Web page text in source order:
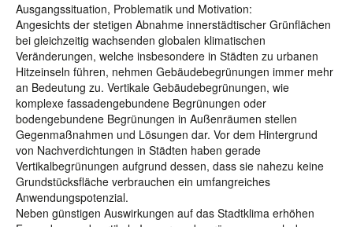
Ausgangssituation, Problematik und Motivation:
Angesichts der stetigen Abnahme innerstädtischer Grünflächen
bei gleichzeitig wachsenden globalen klimatischen
Veränderungen, welche insbesondere in Städten zu urbanen
Hitzeinseln führen, nehmen Gebäudebegrünungen immer mehr
an Bedeutung zu. Vertikale Gebäudebegrünungen, wie
komplexe fassadengebundene Begrünungen oder
bodengebundene Begrünungen in Außenräumen stellen
Gegenmaßnahmen und Lösungen dar. Vor dem Hintergrund
von Nachverdichtungen in Städten haben gerade
Vertikalbegrünungen aufgrund dessen, dass sie nahezu keine
Grundstücksfläche verbrauchen ein umfangreiches
Anwendungspotenzial.
Neben günstigen Auswirkungen auf das Stadtklima erhöhen